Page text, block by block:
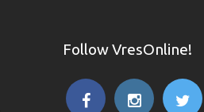
Follow VresOnline!